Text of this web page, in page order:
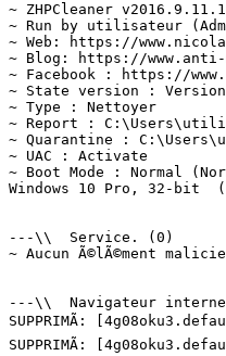
~ ZHPCleaner
~ Run by utilisateur
~ Web: https://
~ Blog: https://www.anti-
~ Facebook : https://
~ State version : Version
~ Type : Nettoyer
~ Report :
~ Quarantine :
~ UAC : Activate
~ Boot Mode : Normal
Windows 10 Pro, 32-bit
---\\  Service. (0)
~ Aucun Ã©lÃ©ment
---\\  Navigateur
SUPPRIMÃ:
SUPPRIMÃ: